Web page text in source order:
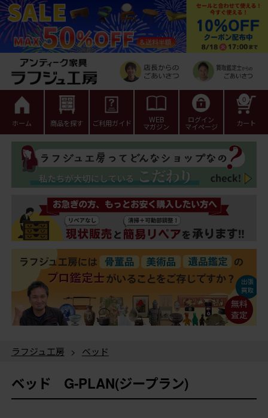
ホーム 商品を探す ご利用ガイド WEB
マガジン
ログイン
マイページ カート
0
ラフジュ工房 > ベッド
ベッド G-PLAN(ジープラン)